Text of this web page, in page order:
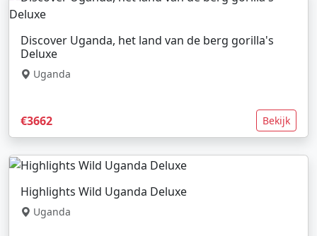
Discover Uganda, het land van de berg gorilla's
Deluxe
Uganda
€3662 Bekijk
Highlights Wild Uganda Deluxe
Uganda